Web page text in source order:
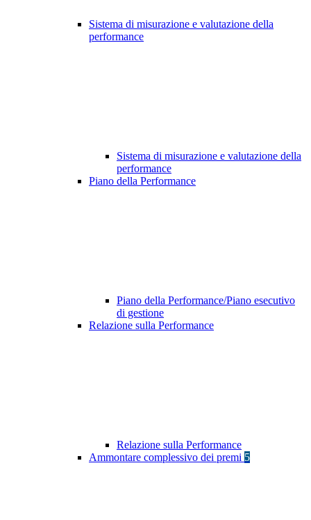
Sistema di misurazione e valutazione della
performance
Sistema di misurazione e valutazione della
performance
Piano della Performance
Piano della Performance/Piano esecutivo
di gestione
Relazione sulla Performance
Relazione sulla Performance
Ammontare complessivo dei premi 5